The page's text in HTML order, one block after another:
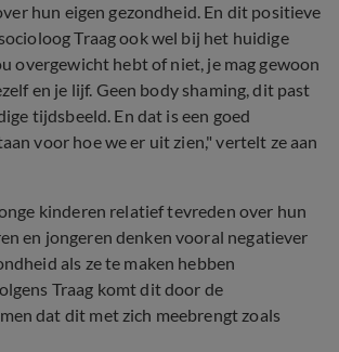
hun eigen gezondheid. En dit positieve
Traag ook wel bij het huidige
overgewicht hebt of niet, je mag gewoon
en je lijf. Geen body shaming, dit past
tijdsbeeld. En dat is een goed
voor hoe we er uit zien," vertelt ze aan
kinderen relatief tevreden over hun
en jongeren denken vooral negatiever
als ze te maken hebben
Traag komt dit door de
dat dit met zich meebrengt zoals